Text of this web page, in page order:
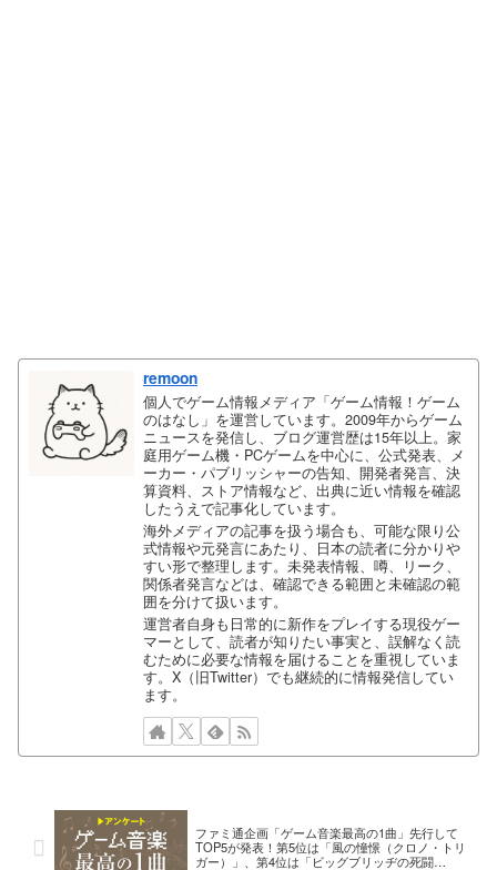
remoon
個人でゲーム情報メディア「ゲーム情報！ゲーム
のはなし」を運営しています。2009年からゲーム
ニュースを発信し、ブログ運営歴は15年以上。家
庭用ゲーム機・PCゲームを中心に、公式発表、メ
ーカー・パブリッシャーの告知、開発者発言、決
算資料、ストア情報など、出典に近い情報を確認
したうえで記事化しています。
海外メディアの記事を扱う場合も、可能な限り公
式情報や元発言にあたり、日本の読者に分かりや
すい形で整理します。未発表情報、噂、リーク、
関係者発言などは、確認できる範囲と未確認の範
囲を分けて扱います。
運営者自身も日常的に新作をプレイする現役ゲー
マーとして、読者が知りたい事実と、誤解なく読
むために必要な情報を届けることを重視していま
す。X（旧Twitter）でも継続的に情報発信してい
ます。
ファミ通企画「ゲーム音楽最高の1曲」先行して
TOP5が発表！第5位は「風の憧憬（クロノ・トリ
ガー）」、第4位は「ビッグブリッヂの死闘